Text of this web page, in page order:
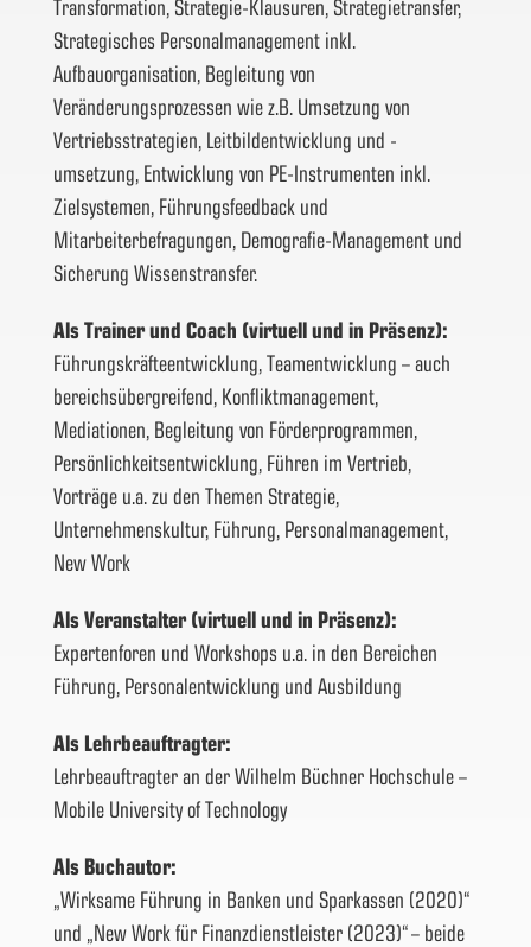
Transformation, Strategie-Klausuren, Strategietransfer,
Strategisches Personalmanagement inkl.
Aufbauorganisation, Begleitung von
Veränderungsprozessen wie z.B. Umsetzung von
Vertriebsstrategien, Leitbildentwicklung und -
umsetzung, Entwicklung von PE-Instrumenten inkl.
Zielsystemen, Führungsfeedback und
Mitarbeiterbefragungen, Demografie-Management und
Sicherung Wissenstransfer.
Als Trainer und Coach (virtuell und in Präsenz):
Führungskräfteentwicklung, Teamentwicklung – auch
bereichsübergreifend, Konfliktmanagement,
Mediationen, Begleitung von Förderprogrammen,
Persönlichkeitsentwicklung, Führen im Vertrieb,
Vorträge u.a. zu den Themen Strategie,
Unternehmenskultur, Führung, Personalmanagement,
New Work
Als Veranstalter (virtuell und in Präsenz):
Expertenforen und Workshops u.a. in den Bereichen
Führung, Personalentwicklung und Ausbildung
Als Lehrbeauftragter:
Lehrbeauftragter an der Wilhelm Büchner Hochschule –
Mobile University of Technology
Als Buchautor:
„Wirksame Führung in Banken und Sparkassen (2020)“
und „New Work für Finanzdienstleister (2023)“ – beide